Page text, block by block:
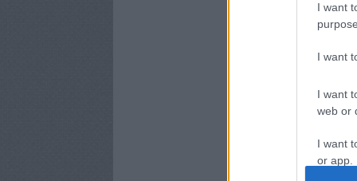
I want
I want
I want
web or
I want
or app.